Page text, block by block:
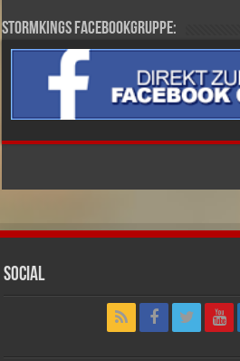
Stormkings Facebookgruppe:
Social